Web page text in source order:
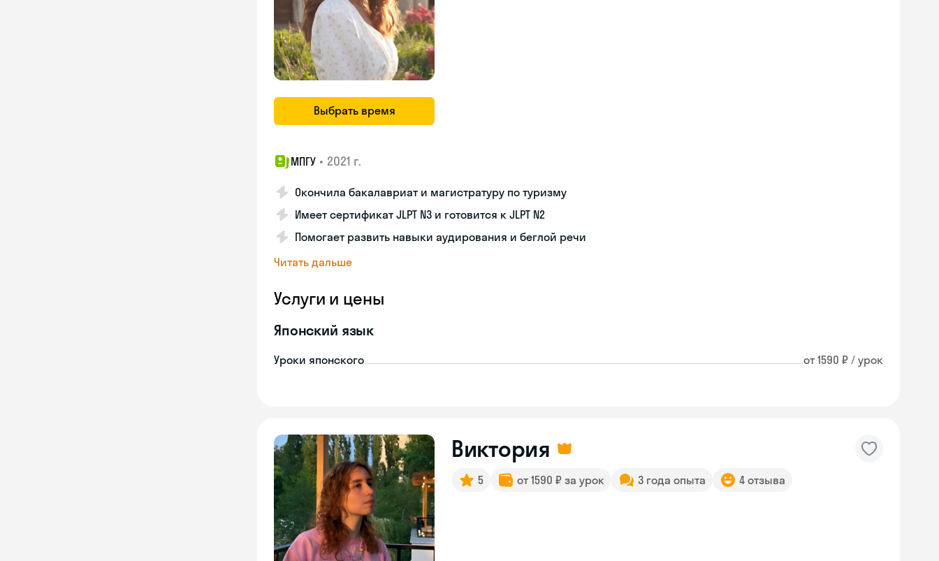
Выбрать время
МПГУ • 2021 г.
Окончила бакалавриат и магистратуру по туризму
Имеет сертификат JLPT N3 и готовится к JLPT N2
Помогает развить навыки аудирования и беглой речи
Читать дальше
Услуги и цены
Японский язык
Уроки японского от 1590 ₽ / урок
Виктория
5 от 1590 ₽ за урок 3 года опыта 4 отзыва